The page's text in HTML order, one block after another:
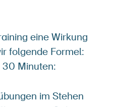
eine Wirkung
folgende Formel:
30 Minuten:
im Stehen